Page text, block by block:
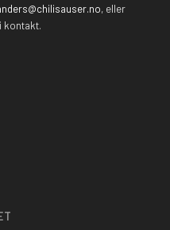
, eller
kontakt.